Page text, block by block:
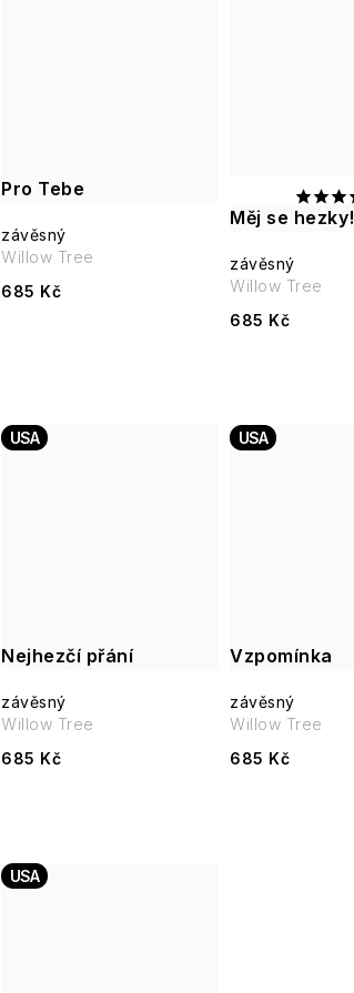
Pro Tebe
závěsný
685 Kč
Willow Tree
Měj se hezky!
závěsný
685 Kč
Willow Tree
Nejhezčí přání
USA
závěsný
685 Kč
Willow Tree
Vzpomínka
USA
závěsný
685 Kč
Willow Tree
USA